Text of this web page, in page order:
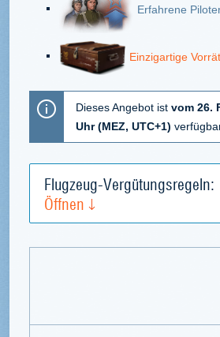
Erfahrene
Einzigartige
Dieses Angebot ist vom 26.
Uhr (MEZ, UTC+1)
Flugzeug-Vergütungsregeln:
Öffnen